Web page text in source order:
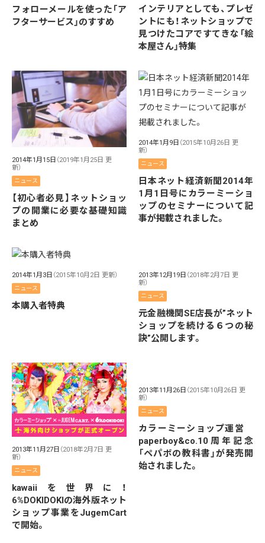
フォローメールを使った「ア
フターサービス」のすすめ
インテリアとしても、プレゼ
ントにも！ネットショップで
見つけたコアですてきな「絵
本屋さん」特集
2014年1月15日 （2019年1月25日 更
新）
ニュース
【初心者必見】ネットショッ
プの開業に必要な基礎知識
まとめ
2014年1月9日 （2015年10月26日 更
新）
ニュース
日本ネット経済新聞2014年
1月1日号にカラーミーショ
ップのセミナーについて記
事が掲載されました。
2014年1月3日 （2015年10月2日 更新）
ニュース
本購入者特典
2013年12月19日 （2018年2月7日 更
新）
ニュース
元金融機関SE店長が”ネット
ショップを続ける６つの秘
訣”公開します。
2013年11月27日 （2018年2月7日 更
新）
ニュース
kawaiiを世界に！
6%DOKIDOKIの海外版ネット
ショップ事業をJugemCart
で開始。
2013年11月26日 （2015年10月26日 更
新）
ニュース
カラーミーショップ運営
paperboy&co.10周年記念
「ペパボの教科書」が発売開
始されました。